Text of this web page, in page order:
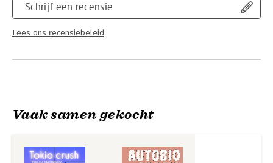
Schrijf een recensie
Lees ons recensiebeleid
Vaak samen gekocht